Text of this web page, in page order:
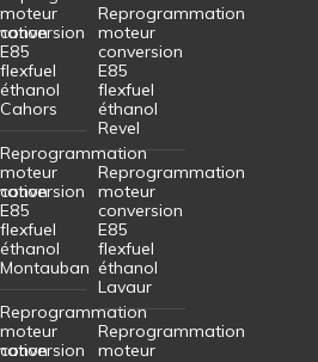
moteur
conversion
E85
flexfuel
éthanol
Cahors
Reprogrammation
moteur
conversion
E85
flexfuel
éthanol
Montauban
Reprogrammation
moteur
conversion
Reprogrammation
moteur
conversion
E85
flexfuel
éthanol
Revel
Reprogrammation
moteur
conversion
E85
flexfuel
éthanol
Lavaur
Reprogrammation
moteur